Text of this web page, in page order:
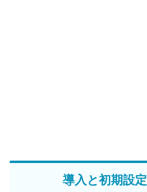
導入と初期設